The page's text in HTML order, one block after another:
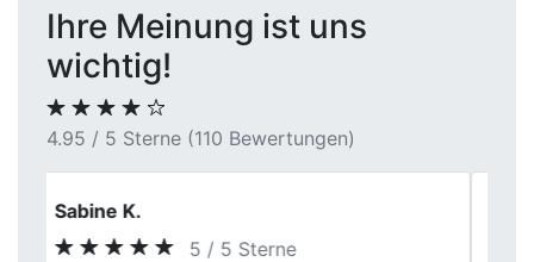
Ihre Meinung ist uns
wichtig!
4.95 / 5 Sterne (110 Bewertungen)
Karl Martin
5 / 5 Sterne